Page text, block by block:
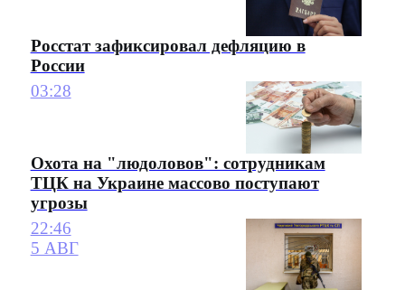
Росстат зафиксировал дефляцию в
России
03:28
Охота на "людоловов": сотрудникам
ТЦК на Украине массово поступают
угрозы
22:46
5 АВГ